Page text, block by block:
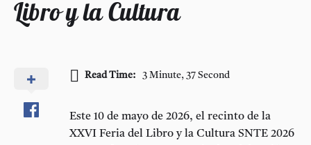
Libro y la Cultura
Read Time: 3 Minute, 37 Second
Este 10 de mayo de 2026, el recinto de la
XXVI Feria del Libro y la Cultura SNTE 2026